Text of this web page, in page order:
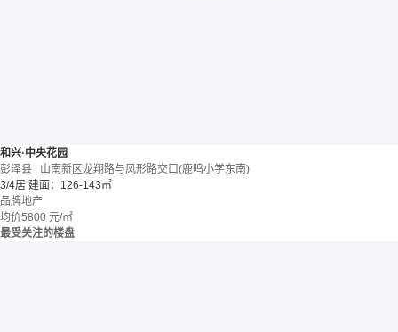
和兴·中央花园
彭泽县 | 山南新区龙翔路与凤形路交口(鹿鸣小学东南)
3/4居 建面：126-143㎡
品牌地产
均价5800 元/㎡
最受关注的楼盘